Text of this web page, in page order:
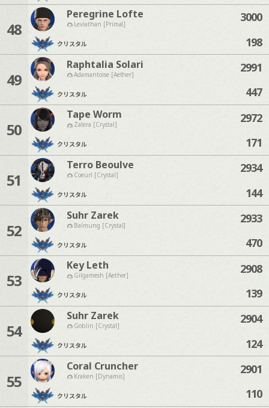
48
Peregrine Lofte
Leviathan [Primal]
クリスタル
3000
198
49
Raphtalia Solari
Adamantoise [Aether]
クリスタル
2991
447
50
Tape Worm
Zalera [Crystal]
クリスタル
2972
171
51
Terro Beoulve
Coeurl [Crystal]
クリスタル
2934
144
52
Suhr Zarek
Balmung [Crystal]
クリスタル
2933
470
53
Key Leth
Gilgamesh [Aether]
クリスタル
2908
139
54
Suhr Zarek
Goblin [Crystal]
クリスタル
2904
124
55
Coral Cruncher
Kraken [Dynamis]
クリスタル
2901
110